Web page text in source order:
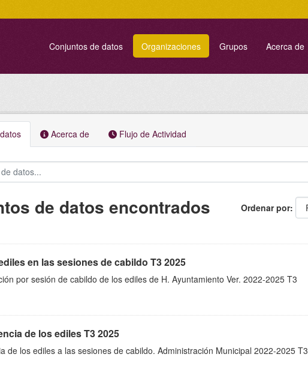
Conjuntos de datos Organizaciones Grupos Acerca de
Acerca de Flujo de Actividad
Ordenar por
de datos encontrados
en las sesiones de cabildo T3 2025
por sesión de cabildo de los ediles de H. Ayuntamiento Ver. 2022-2025 T3
de los ediles T3 2025
de los ediles a las sesiones de cabildo. Administración Municipal 2022-2025 T3